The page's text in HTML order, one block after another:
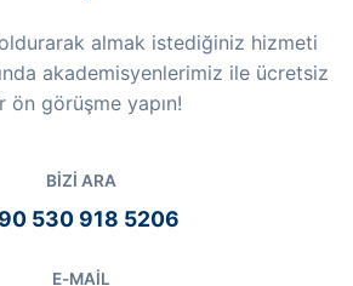
almak istediğiniz hizmeti
akademisyenlerimiz ile ücretsiz
ön görüşme yapın!
BIZI ARA
530 918 5206
E-MAIL